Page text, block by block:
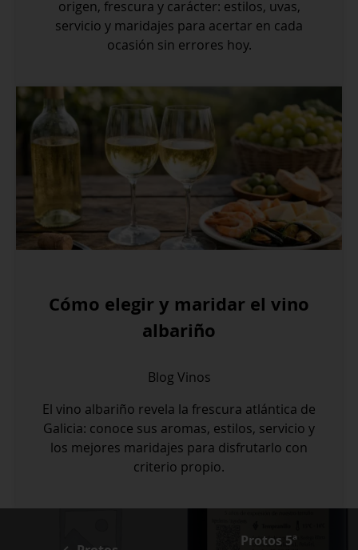
origen, frescura y carácter: estilos, uvas,
servicio y maridajes para acertar en cada
ocasión sin errores hoy.
Cómo elegir y maridar el vino
albariño
Blog Vinos
El vino albariño revela la frescura atlántica de
Galicia: conoce sus aromas, estilos, servicio y
los mejores maridajes para disfrutarlo con
criterio propio.
Protos 5ª